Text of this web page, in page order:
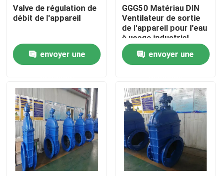
Des produits
Vidéos
À propos de nous
Visite de l'usine
Contrôle de qualité
Valve de régulation de
débit de l'appareil
envoyer une
GGG50 Matériau DIN
Ventilateur de sortie
de l'appareil pour l'eau
à usage industriel
envoyer une